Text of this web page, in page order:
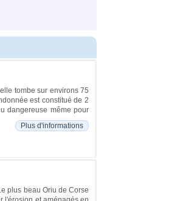
tombe sur environs 75
est constitué de 2
dangereuse même pour
Plus d'informations
plus beau Oriu de Corse